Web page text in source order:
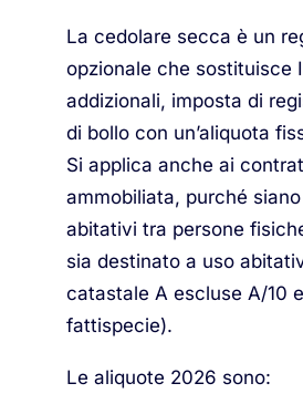
La cedolare secca è un
opzionale che sostituisce
addizionali, imposta di
di bollo con un’aliquota
Si applica anche ai
ammobiliata, purché
abitativi tra persone
sia destinato a uso
catastale A escluse A/10
fattispecie).
Le aliquote 2026 sono: